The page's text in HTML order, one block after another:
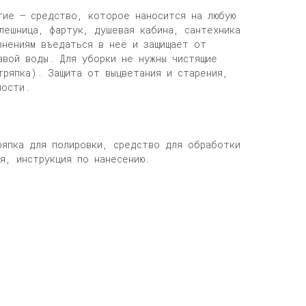
— средство, которое наносится на любую
фартук, душевая кабина, сантехника
въедаться в неё и защищает от
воды. Для уборки не нужны чистящие
Защита от выцветания и старения,
для полировки, средство для обработки
инструкция по нанесению.